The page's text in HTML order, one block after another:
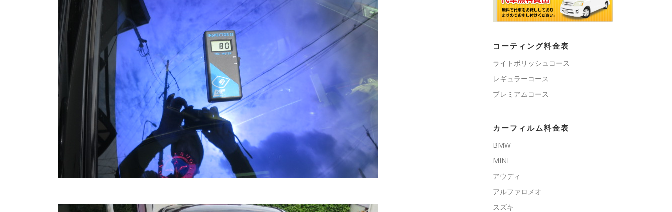
コーティング料金表
ライトポリッシュコース
レギュラーコース
プレミアムコース
カーフィルム料金表
BMW
MINI
アウディ
アルファロメオ
スズキ